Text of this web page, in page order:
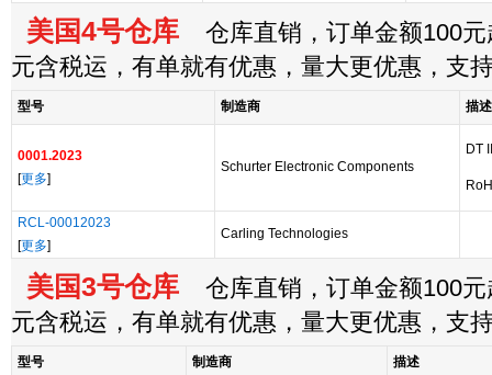
美国4号仓库 仓库直销，订单金额100元
元含税运，有单就有优惠，量大更优惠，支
型号 制造商 描述
0001.2023
[更多]
Schurter Electronic Components
DT
RCL-00012023
[更多]
Carling Technologies
美国3号仓库 仓库直销，订单金额100元
元含税运，有单就有优惠，量大更优惠，支
型号 制造商 描述